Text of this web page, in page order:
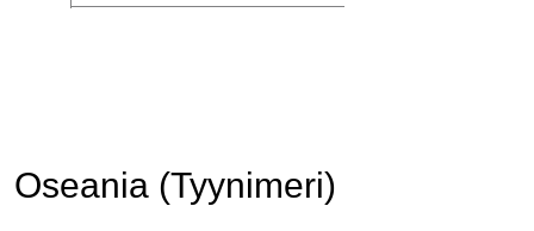
Oseania (Tyynimeri)